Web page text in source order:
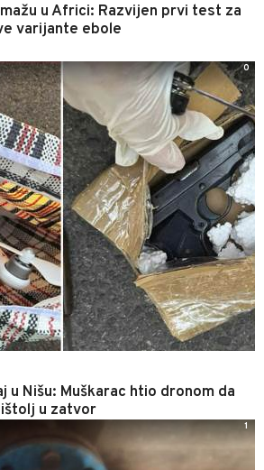
u Africi: Razvijen prvi test za
varijante ebole
u Nišu: Muškarac htio dronom da
u zatvor
0
1